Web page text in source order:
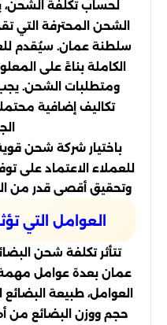
لحساب تكلفة
الشحن المحترفة التي
سلطنة عمان. سيُقدم
الكاملة بناءً على
ومتطلبات الشحن. يجب
تكاليف إضافية
باختيار شركة شحن
للعملاء الاعتماد على
وتحقيق أقصى قدر من
العوامل التي
تتأثر تكلفة شحن
عمان بعدة عوامل
العوامل، طبيعة
حجم ووزن البضائع من